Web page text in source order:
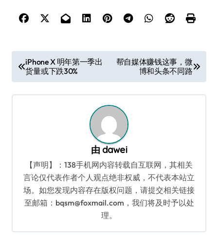
章
导
iPhone X 明年第一季出
货量或下跌30%
帮自媒体赚钱这事，微
博和头条不同路
由 dawei
【声明】：138手机网内容转载自互联网，其相关
言论仅代表作者个人观点绝非权威，不代表本站立
场。如您发现内容存在版权问题，请提交相关链接
至邮箱：bqsm@foxmail.com，我们将及时予以处
理。